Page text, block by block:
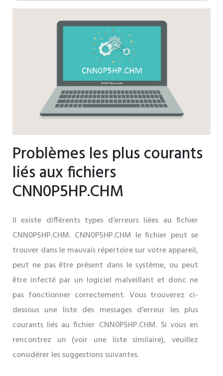
Problèmes les plus courants
liés aux fichiers
CNN0P5HP.CHM
Il existe différents types d’erreurs liées au fichier
CNN0P5HP.CHM. CNN0P5HP.CHM le fichier peut se
trouver dans le mauvais répertoire sur votre appareil,
peut ne pas être présent dans le système, ou peut
être infecté par un logiciel malveillant et donc ne
pas fonctionner correctement. Vous trouverez ci-
dessous une liste des messages d'erreur les plus
courants liés au fichier CNN0P5HP.CHM. Si vous en
rencontrez un (voir une liste similaire), veuillez
considérer les suggestions suivantes.